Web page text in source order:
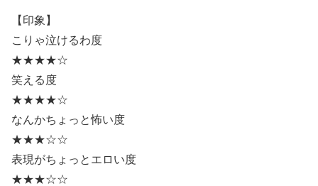
【印象】
こりゃ泣けるわ度
★★★★☆
笑える度
★★★★☆
なんかちょっと怖い度
★★★☆☆
表現がちょっとエロい度
★★★☆☆